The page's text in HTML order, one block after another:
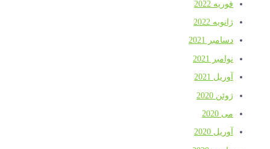
فوریه 2022
ژانویه 2022
دسامبر 2021
نوامبر 2021
آوریل 2021
ژوئن 2020
می 2020
آوریل 2020